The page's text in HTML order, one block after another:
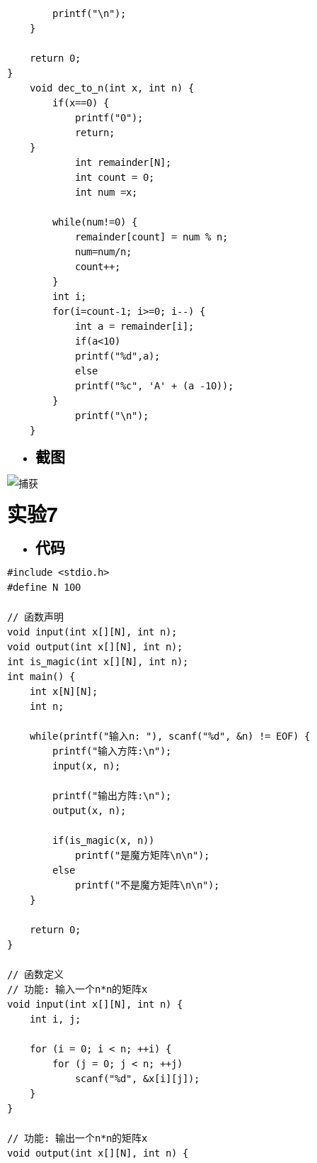
        printf("\n");
    }
    return 0;
}
    void dec_to_n(int x, int n) {
            printf("\n");
截图
实验7
代码
#include <stdio.h>
#define N 100
// 函数声明
void input(int x[][N], int n);
void output(int x[][N], int n);
int is_magic(int x[][N], int n);
int main() {
    int x[N][N];
    int n;
    while(printf("输入n: "), scanf("%d", &n) != EOF) {
        printf("输入方阵:\n");
        input(x, n);
        printf("输出方阵:\n");
        output(x, n);
        if(is_magic(x, n))
            printf("是魔方矩阵\n\n");
        else
            printf("不是魔方矩阵\n\n");
    }
    return 0;
}
// 函数定义
// 功能: 输入一个n*n的矩阵x
void input(int x[][N], int n) {
    int i, j;
    for (i = 0; i < n; ++i) {
        for (j = 0; j < n; ++j)
            scanf("%d", &x[i][j]);
    }
}
// 功能: 输出一个n*n的矩阵x
void output(int x[][N], int n) {